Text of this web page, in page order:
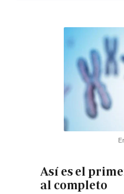
Así es el
al completo